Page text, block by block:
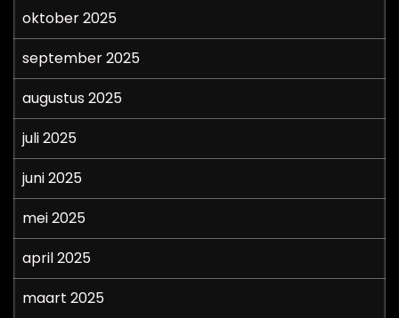
oktober 2025
september 2025
augustus 2025
juli 2025
juni 2025
mei 2025
april 2025
maart 2025